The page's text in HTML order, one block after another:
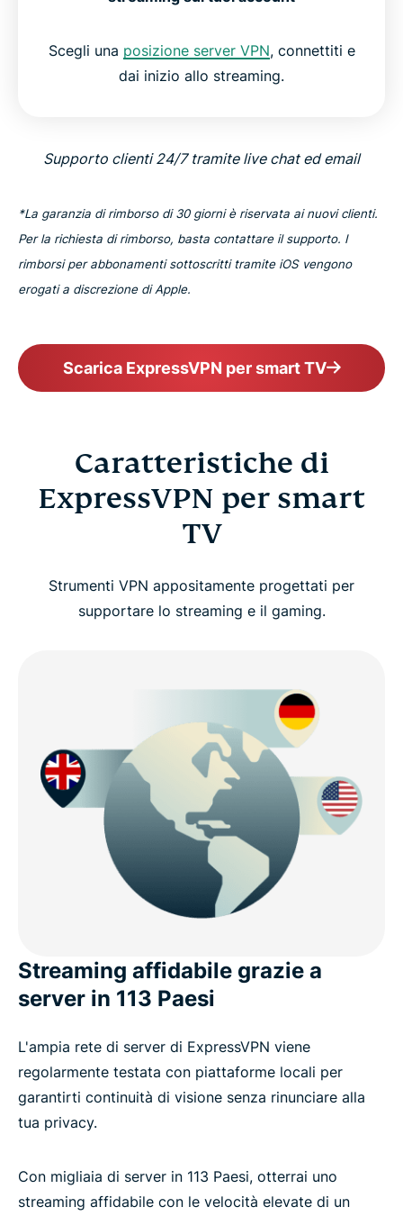
Scegli una posizione server VPN, connettiti e
dai inizio allo streaming.
Supporto clienti 24/7 tramite live chat ed email
*La garanzia di rimborso di 30 giorni è riservata ai nuovi clienti.
Per la richiesta di rimborso, basta contattare il supporto. I
rimborsi per abbonamenti sottoscritti tramite iOS vengono
erogati a discrezione di Apple.
Scarica ExpressVPN per smart TV
Caratteristiche di
ExpressVPN per smart
TV
Strumenti VPN appositamente progettati per
supportare lo streaming e il gaming.
Streaming affidabile grazie a
server in 113 Paesi
L'ampia rete di server di ExpressVPN viene
regolarmente testata con piattaforme locali per
garantirti continuità di visione senza rinunciare alla
tua privacy.
Con migliaia di server in 113 Paesi, otterrai uno
streaming affidabile con le velocità elevate di un